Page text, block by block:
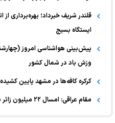
ایستگاه بسیج
وزش باد در شمال کشور
کرکره کافه‌ها در مشهد پایین
مقام عراقی: امسال ۲۲ میلیون زائر به زیارت اربعین مشرف شدند